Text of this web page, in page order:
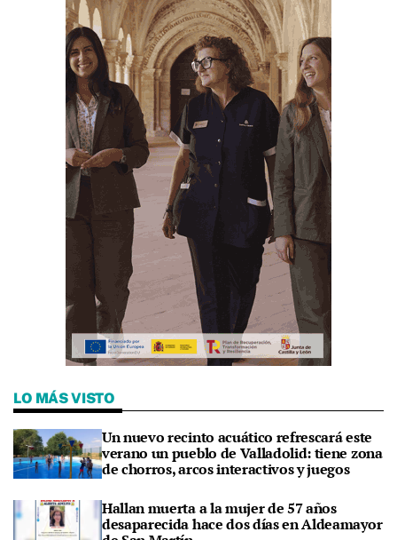
LO MÁS VISTO
Un nuevo recinto acuático refrescará este
verano un pueblo de Valladolid: tiene zona
de chorros, arcos interactivos y juegos
Hallan muerta a la mujer de 57 años
desaparecida hace dos días en Aldeamayor